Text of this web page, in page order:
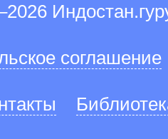
соглашение